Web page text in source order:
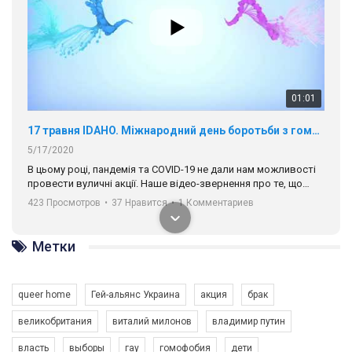
01:01
17 травня IDAHO. Міжнародний день боротьби з гомофобією трансфобією і біфобія.
5/17/2020
В цьому році, пандемія та COVІD-19 не дали нам можливості
провести вуличні акції. Наше відео-звернення про те, що
навіть коли ми у різних містах та не можемо зустрінеться, ми
разом. Ми закликаємо всіх хто поділяє цінності рівності та
солідарності, приєднатися до нас. Регіональні підрозділи
ГАУ є в 16 областях України.
Разом наш голос лунає гучніше!
423 Просмотров • 37 Нравится • 1 Комментариев
Метки
queer home Гей-альянс Украина акция брак
великобритания виталий милонов владимир путин
власть выборы гау гомофобия дети